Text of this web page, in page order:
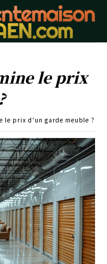
le prix
le prix d'un garde meuble ?